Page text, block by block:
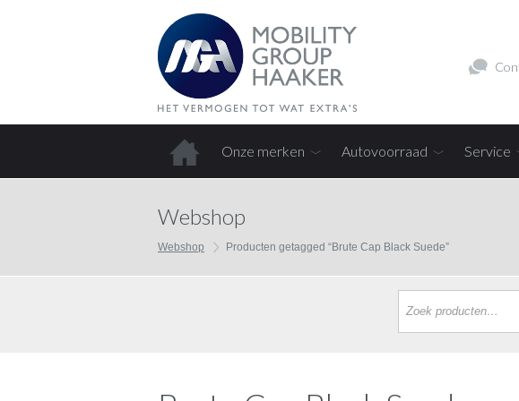
Onze merken Autovoorraad Service
Webshop
Webshop Producten getagged “Brute Cap Black Suede”